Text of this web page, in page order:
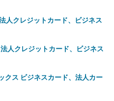
人クレジットカード、ビジネス
人クレジットカード、ビジネス
クス ビジネスカード、法人カー